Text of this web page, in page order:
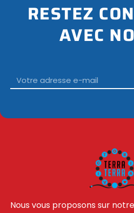
RESTEZ
AVEC
Nous vous proposons sur